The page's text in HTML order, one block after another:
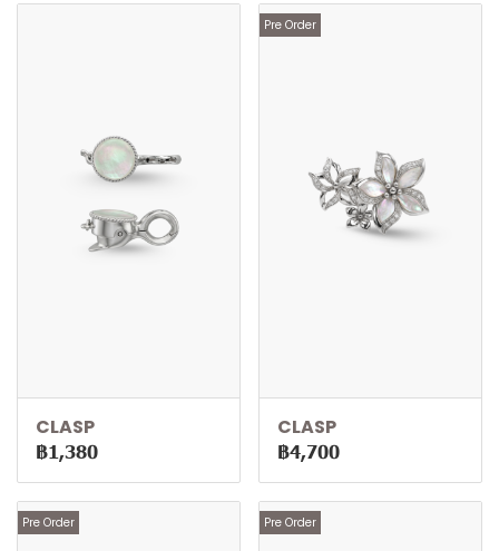
CLASP
฿1,380
Pre Order
CLASP
฿4,700
Pre Order Pre Order